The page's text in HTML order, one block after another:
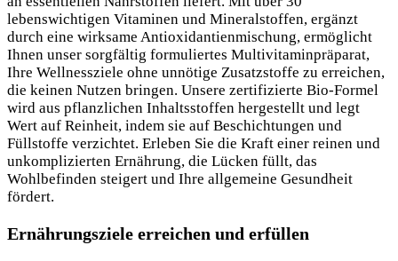
lebenswichtigen Vitaminen und Mineralstoffen, ergänzt
durch eine wirksame Antioxidantienmischung, ermöglicht
Ihnen unser sorgfältig formuliertes Multivitaminpräparat,
Ihre Wellnessziele ohne unnötige Zusatzstoffe zu erreichen,
die keinen Nutzen bringen. Unsere zertifizierte Bio-Formel
wird aus pflanzlichen Inhaltsstoffen hergestellt und legt
Wert auf Reinheit, indem sie auf Beschichtungen und
Füllstoffe verzichtet. Erleben Sie die Kraft einer reinen und
unkomplizierten Ernährung, die Lücken füllt, das
Wohlbefinden steigert und Ihre allgemeine Gesundheit
fördert.
Ernährungsziele erreichen und erfüllen